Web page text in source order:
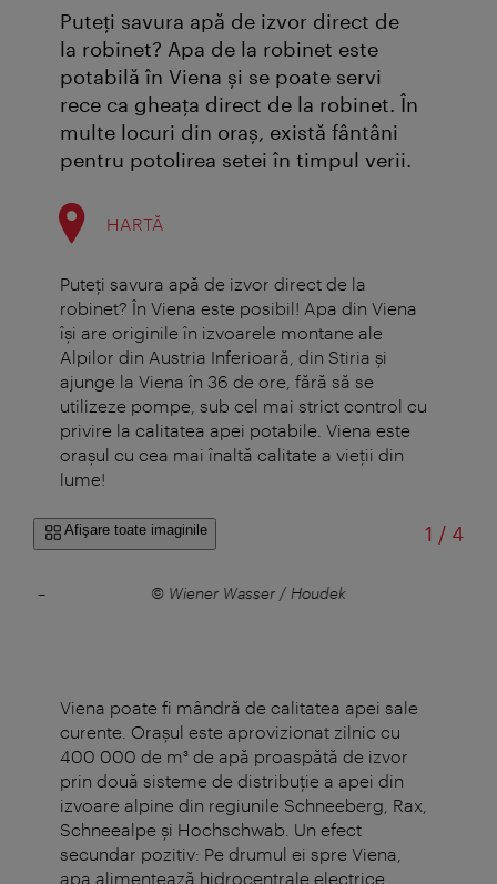
Puteţi savura apă de izvor direct de
la robinet? Apa de la robinet este
potabilă în Viena şi se poate servi
rece ca gheaţa direct de la robinet. În
multe locuri din oraş, există fântâni
pentru potolirea setei în timpul verii.
HARTĂ
Puteţi savura apă de izvor direct de la
robinet? În Viena este posibil! Apa din Viena
îşi are originile în izvoarele montane ale
Alpilor din Austria Inferioară, din Stiria şi
ajunge la Viena în 36 de ore, fără să se
utilizeze pompe, sub cel mai strict control cu
privire la calitatea apei potabile. Viena este
oraşul cu cea mai înaltă calitate a vieţii din
lume!
Afişare toate imaginile 1 /din
4
–
© Wiener Wasser / Houdek
Viena poate fi mândră de calitatea apei sale
curente. Oraşul este aprovizionat zilnic cu
400 000 de m³ de apă proaspătă de izvor
prin două sisteme de distribuţie a apei din
izvoare alpine din regiunile Schneeberg, Rax,
Schneealpe şi Hochschwab. Un efect
secundar pozitiv: Pe drumul ei spre Viena,
apa alimentează hidrocentrale electrice,